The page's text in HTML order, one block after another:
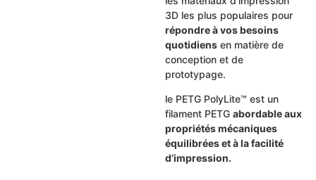
3D les plus populaires pour
répondre à vos besoins
quotidiensen matière de
conception et de
prototypage.
le PETG PolyLite™ est un
filament PETG abordable aux
propriétés mécaniques
équilibrées et à la facilité
d’impression.